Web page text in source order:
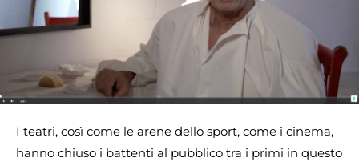
I teatri, così come le arene dello sport, come i cinema,
hanno chiuso i battenti al pubblico tra i primi in questo